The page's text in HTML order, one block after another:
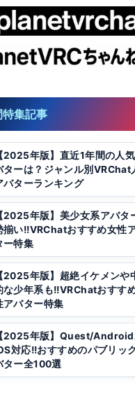
集記事
2025年版】直近1年間の人
ターは？ジャンル別VRChat
バターランキング
2025年版】美少女系アバタ
揃い!!VRChatおすすめ女性
ー特集
2025年版】超絶イケメンや
な少年系も!!VRChatおすす
アバター特集
2025年版】Quest/Android
対応!!おすすめのパブリッ
ター全100選